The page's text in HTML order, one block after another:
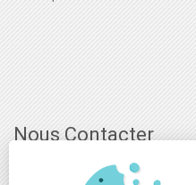
Nous Contacter